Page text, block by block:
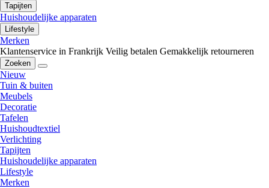
Tapijten
Huishoudelijke apparaten
Lifestyle
Merken
Klantenservice in Frankrijk Veilig betalen Gemakkelijk retourneren
Zoeken
Nieuw
Tuin & buiten
Meubels
Decoratie
Tafelen
Huishoudtextiel
Verlichting
Tapijten
Huishoudelijke apparaten
Lifestyle
Merken